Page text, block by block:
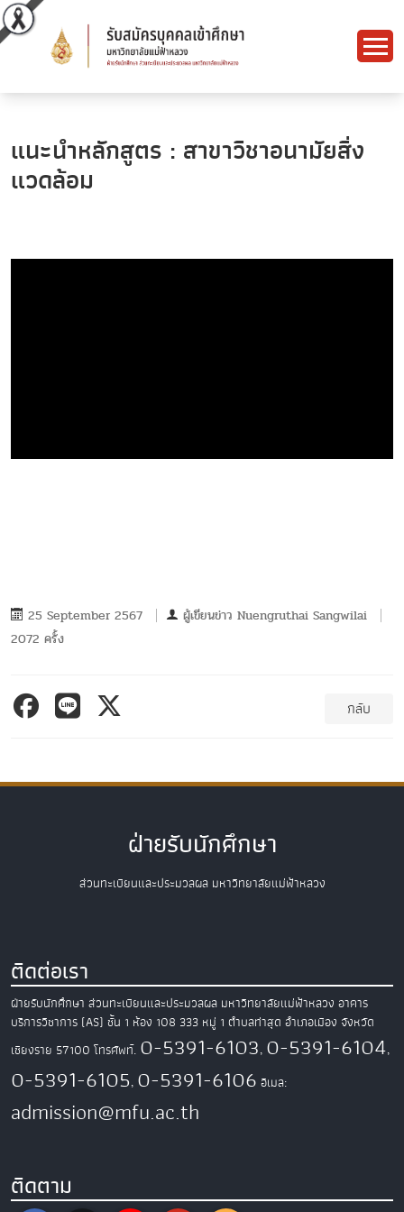
แนะนำหลักสูตร : สาขาวิชาอนามัยสิ่ง
แวดล้อม
25 September 2567 ผู้เขียนข่าว Nuengruthai Sangwilai
2072 ครั้ง
กลับ
ฝ่ายรับนักศึกษา
ส่วนทะเบียนและประมวลผล มหาวิทยาลัยแม่ฟ้าหลวง
ติดต่อเรา
ฝ่ายรับนักศึกษา ส่วนทะเบียนและประมวลผล มหาวิทยาลัยแม่ฟ้าหลวง อาคาร
บริการวิชาการ (AS) ชั้น 1 ห้อง 108 333 หมู่ 1 ตำบลท่าสุด อำเภอเมือง จังหวัด
เชียงราย 57100 โทรศัพท์. 0-5391-6103, 0-5391-6104,
0-5391-6105, 0-5391-6106 อีเมล:
admission@mfu.ac.th
ติดตาม